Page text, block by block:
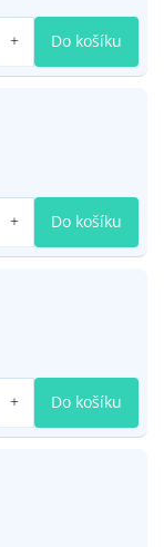
Do košíku
Do košíku
Do košíku